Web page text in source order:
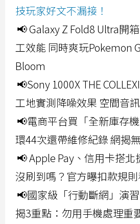
技玩家好文不漏接！
📢 Galaxy Z Fold8 Ultra開
工效能 同時爽玩Pokemon
Bloom
📢Sony 1000X THE
工地實測降噪效果 空間音
📢電商平台買「全新庫存
環44次還帶維修紀錄 網揭
📢 Apple Pay、信用卡搭
沒刷到嗎？官方曝扣款規
📢國家級「行動斷網」演
揭3重點：勿用手機處理重